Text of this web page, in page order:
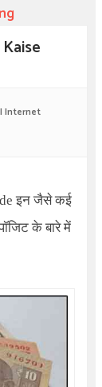
Internet
इन जैसे कई
के बारे में